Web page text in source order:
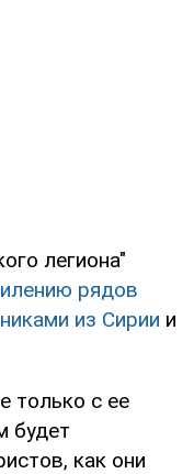
легиона"
рядов
из Сирии и
только с ее
будет
как они